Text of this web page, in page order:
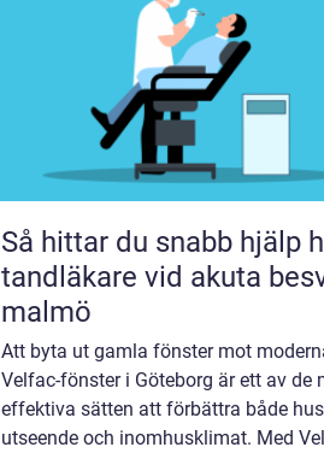
Så hittar du snabb hjälp
tandläkare vid akuta
malmö
Att byta ut gamla fönster mot
Velfac-fönster i Göteborg är ett av de
effektiva sätten att förbättra både
utseende och inomhusklimat. Med